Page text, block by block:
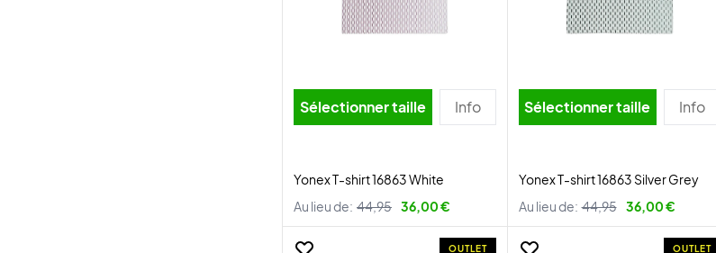
Sélectionner taille Info
Yonex T-shirt 16863 White
Au lieu de: 44,95 36,00 €
Sélectionner taille Info
Yonex T-shirt 16863 Silver Grey
Au lieu de: 44,95 36,00 €
OUTLET OUTLET